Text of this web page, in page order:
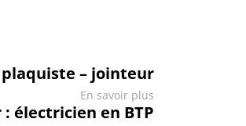
– jointeur
En savoir plus
électricien en BTP